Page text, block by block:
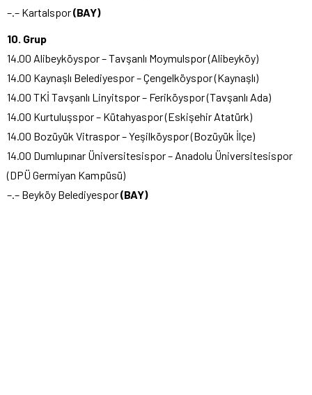
–.– Kartalspor(BAY)
10. Grup
14.00 Alibeyköyspor – Tavşanlı Moymulspor (Alibeyköy)
14.00 Kaynaşlı Belediyespor – Çengelköyspor (Kaynaşlı)
14.00 TKİ Tavşanlı Linyitspor – Feriköyspor (Tavşanlı Ada)
14.00 Kurtuluşspor – Kütahyaspor (Eskişehir Atatürk)
14.00 Bozüyük Vitraspor – Yeşilköyspor (Bozüyük İlçe)
14.00 Dumlupınar Üniversitesispor – Anadolu Üniversitesispor
(DPÜ Germiyan Kampüsü)
–.– Beyköy Belediyespor(BAY)